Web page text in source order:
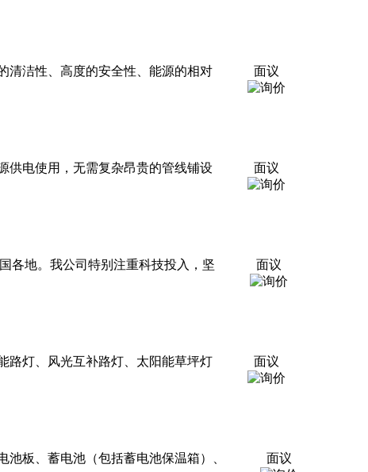
清洁性、高度的安全性、能源的相对
面议
供电使用，无需复杂昂贵的管线铺设
面议
各地。我公司特别注重科技投入，坚
面议
路灯、风光互补路灯、太阳能草坪灯
面议
板、蓄电池（包括蓄电池保温箱）、
面议